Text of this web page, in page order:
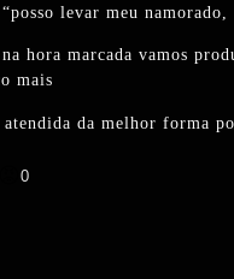
levar meu
hora marcada vamos
mais
atendida da melhor forma
0